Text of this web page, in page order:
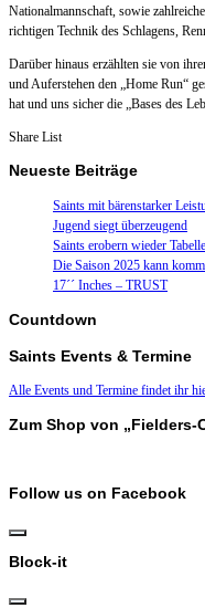
Nationalmannschaft, sowie
richtigen Technik des Schlagens,
Darüber hinaus erzählten sie von
und Auferstehen den „Home Run“
hat und uns sicher die „Bases des
Share List
Neueste Beiträge
Saints mit bärenstarker
Jugend siegt überzeugend
Saints erobern wieder
Die Saison 2025 kann
17´´ Inches – TRUST
Countdown
Saints Events & Termine
Alle Events und Termine findet ihr
Zum Shop von „Fielders-
Follow us on Facebook
Block-it